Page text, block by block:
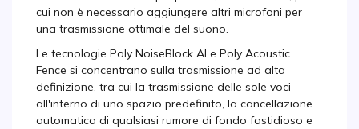
cui non è necessario aggiungere altri microfoni per
una trasmissione ottimale del suono.
Le tecnologie Poly NoiseBlock AI e Poly Acoustic
Fence si concentrano sulla trasmissione ad alta
definizione, tra cui la trasmissione delle sole voci
all'interno di uno spazio predefinito, la cancellazione
automatica di qualsiasi rumore di fondo fastidioso e